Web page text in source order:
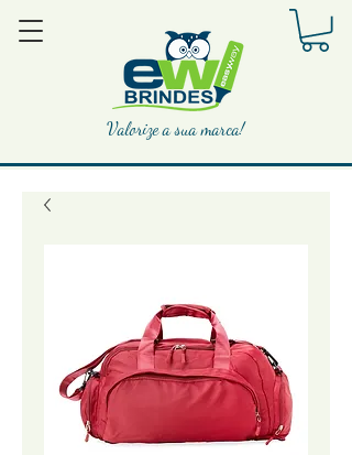
Valorize a sua marca!